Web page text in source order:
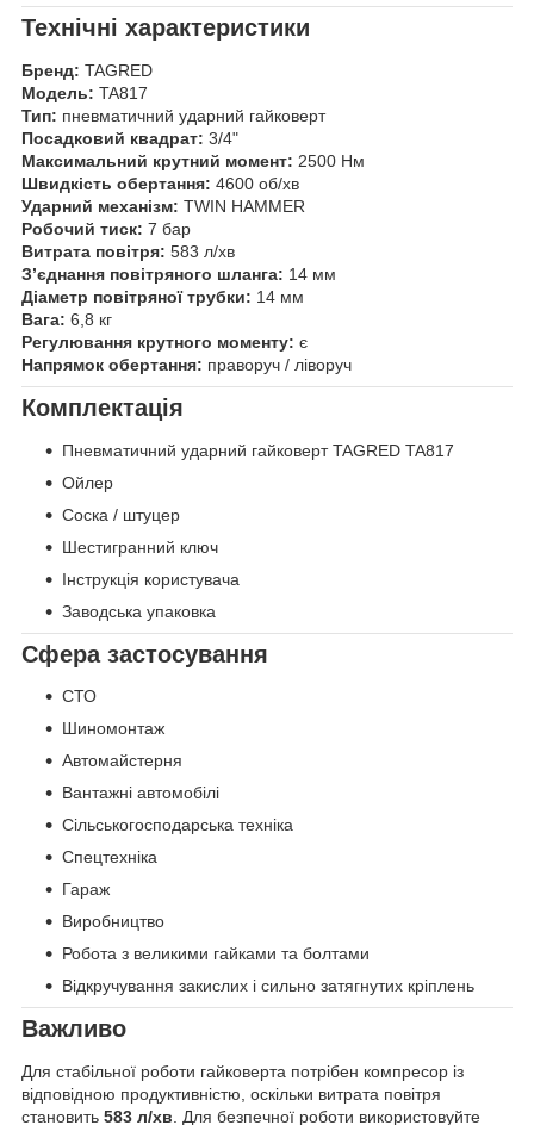
Технічні характеристики
Бренд: TAGRED
Модель: TA817
Тип: пневматичний ударний гайковерт
Посадковий квадрат: 3/4"
Максимальний крутний момент: 2500 Нм
Швидкість обертання: 4600 об/хв
Ударний механізм: TWIN HAMMER
Робочий тиск: 7 бар
Витрата повітря: 583 л/хв
З’єднання повітряного шланга: 14 мм
Діаметр повітряної трубки: 14 мм
Вага: 6,8 кг
Регулювання крутного моменту: є
Напрямок обертання: праворуч / ліворуч
Комплектація
Пневматичний ударний гайковерт TAGRED TA817
Ойлер
Соска / штуцер
Шестигранний ключ
Інструкція користувача
Заводська упаковка
Сфера застосування
СТО
Шиномонтаж
Автомайстерня
Вантажні автомобілі
Сільськогосподарська техніка
Спецтехніка
Гараж
Виробництво
Робота з великими гайками та болтами
Відкручування закислих і сильно затягнутих кріплень
Важливо
Для стабільної роботи гайковерта потрібен компресор із
відповідною продуктивністю, оскільки витрата повітря
становить 583 л/хв . Для безпечної роботи використовуйте